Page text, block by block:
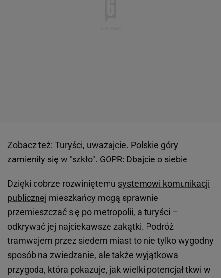
Zobacz też: Turyści, uważajcie. Polskie góry
zamieniły się w "szkło". GOPR: Dbajcie o siebie
Dzięki dobrze rozwiniętemu systemowi komunikacji
publicznej mieszkańcy mogą sprawnie
przemieszczać się po metropolii, a turyści –
odkrywać jej najciekawsze zakątki. Podróż
tramwajem przez siedem miast to nie tylko wygodny
sposób na zwiedzanie, ale także wyjątkowa
przygoda, która pokazuje, jak wielki potencjał tkwi w